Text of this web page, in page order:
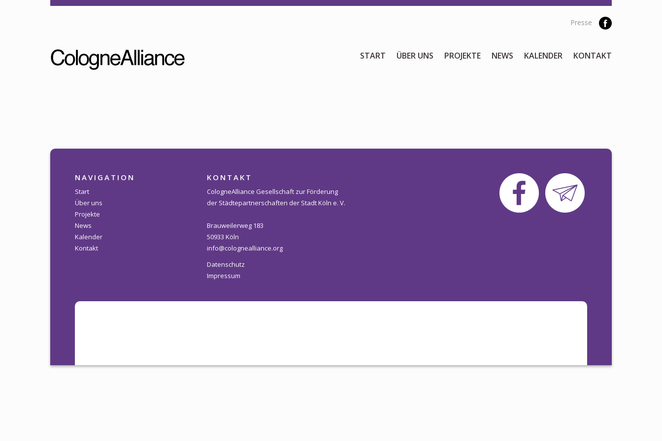
Presse
START ÜBER UNS PROJEKTE NEWS KALENDER KONTAKT
NAVIGATION
Start
Über uns
Projekte
News
Kalender
Kontakt
KONTAKT
CologneAlliance Gesellschaft zur Förderung
der Städtepartnerschaften der Stadt Köln e. V.
Brauweilerweg 183
50933 Köln
info@colognealliance.org
Datenschutz
Impressum
Partner
Alliance Liga